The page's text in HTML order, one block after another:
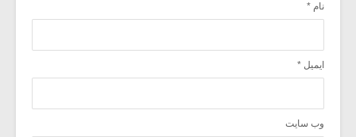
نام *
ایمیل *
وب‌ سایت